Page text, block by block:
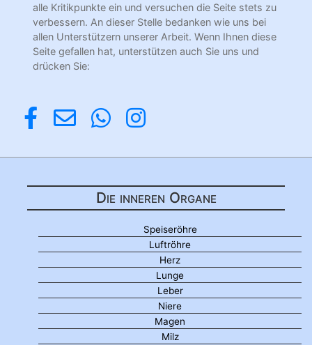
alle Kritikpunkte ein und versuchen die Seite stets zu
verbessern. An dieser Stelle bedanken wie uns bei
allen Unterstützern unserer Arbeit. Wenn Ihnen diese
Seite gefallen hat, unterstützen auch Sie uns und
drücken Sie:
Die inneren Organe
Speiseröhre
Luftröhre
Herz
Lunge
Leber
Niere
Magen
Milz